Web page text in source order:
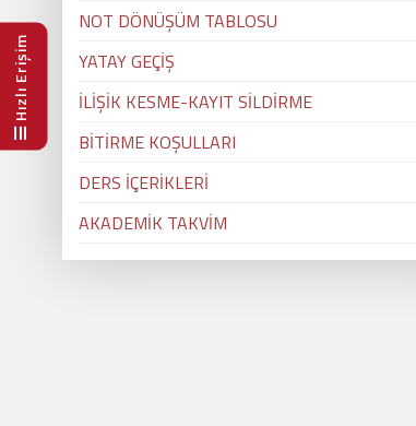
Hızlı Erişim
NOT DÖNÜŞÜM TABLOSU
YATAY GEÇİŞ
İLİŞİK KESME-KAYIT SİLDİRME
BİTİRME KOŞULLARI
DERS İÇERİKLERİ
AKADEMİK TAKVİM